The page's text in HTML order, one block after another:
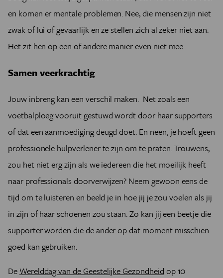
en komen er mentale problemen. Nee, die mensen zijn niet
zwak of lui of gevaarlijk en ze stellen zich al zeker niet aan.
Het zit hen op een of andere manier even niet mee.
Samen veerkrachtig
Jouw inbreng kan een verschil maken. Net zoals een
voetbalploeg vooruit gestuwd wordt door haar supporters
of dat een aanmoediging deugd doet. En neen, je hoeft geen
professionele hulpverlener te zijn om te praten. Trouwens,
zou het niet erg zijn als we iedereen die het moeilijk heeft
naar professionals doorverwijzen? Neem gewoon eens de
tijd om te luisteren en beeld je in hoe jij je zou voelen als jij
in zijn of haar schoenen zou staan. Zo kan jij een beetje die
supporter worden die de ander op dat moment misschien
goed kan gebruiken.
De Werelddag van de Geestelijke Gezondheid op 10